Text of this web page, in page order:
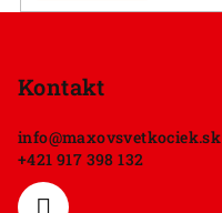
Kontakt
info@maxovsvetkociek.sk
+421 917 398 132